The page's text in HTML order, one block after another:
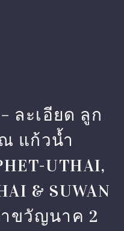
ละเอียด ลูก
แก้วน้ำ
UTHAI,
& SUWAN
ำขวัญนาค 2